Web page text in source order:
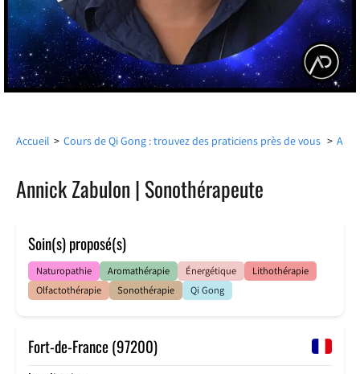
Accueil > Cours de Qi Gong : trouvez des praticiens près de vous >
Annick Zabulon | Sonothérapeute
Soin(s) proposé(s)
Naturopathie Aromathérapie Énergétique
Lithothérapie
Olfactothérapie
Sonothérapie Qi Gong
Fort-de-France (97200)